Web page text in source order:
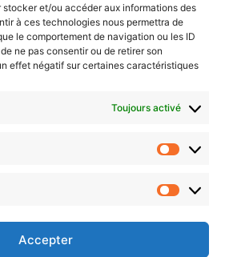
et/ou accéder aux informations des
à ces technologies nous permettra de
le comportement de navigation ou les ID
ne pas consentir ou de retirer son
effet négatif sur certaines caractéristiques
Toujours activé
Accepter
: matin, soir ou hebdo ?